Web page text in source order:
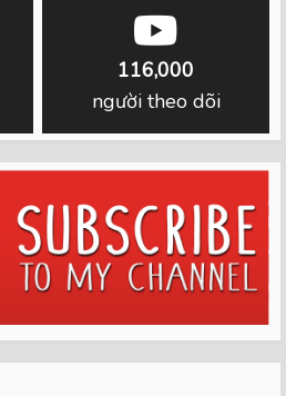
116,000
người theo dõi